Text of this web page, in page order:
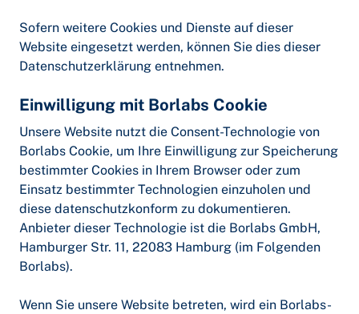
Sofern weitere Cookies und Dienste auf dieser
Website eingesetzt werden, können Sie dies dieser
Datenschutzerklärung entnehmen.
Einwilligung mit Borlabs Cookie
Unsere Website nutzt die Consent-Technologie von
Borlabs Cookie, um Ihre Einwilligung zur Speicherung
bestimmter Cookies in Ihrem Browser oder zum
Einsatz bestimmter Technologien einzuholen und
diese datenschutzkonform zu dokumentieren.
Anbieter dieser Technologie ist die Borlabs GmbH,
Hamburger Str. 11, 22083 Hamburg (im Folgenden
Borlabs).
Wenn Sie unsere Website betreten, wird ein Borlabs-